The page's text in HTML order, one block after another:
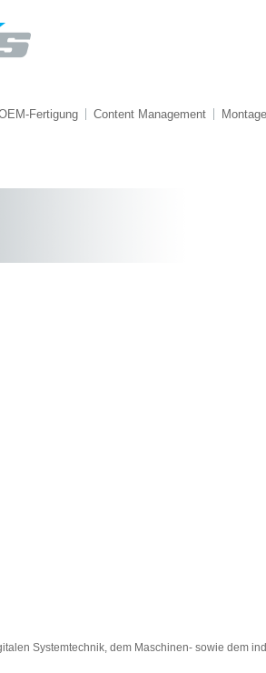
Fertigung Content Management Montage
Systemtechnik, dem Maschinen- sowie dem